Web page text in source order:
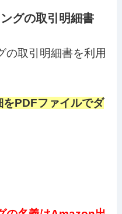
グの取引明細書
の取引明細書を利用
PDFファイルでダ